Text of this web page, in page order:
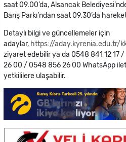
saat 09.00’da, Alsancak
Barış Parkı’ndan saat 09.30’da
Detaylı bilgi ve güncellemeler için
adaylar, https://aday.kyrenia.edu.tr/
ziyaret edebilir ya da 0548 841 12 17
26 00 / 0548 856 26 00 WhatsApp
yetkililere ulaşabilir.